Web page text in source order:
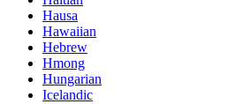
Hausa
Hawaiian
Hebrew
Hmong
Hungarian
Icelandic